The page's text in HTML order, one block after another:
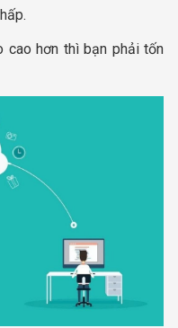
cao hơn thì bạn phải tốn